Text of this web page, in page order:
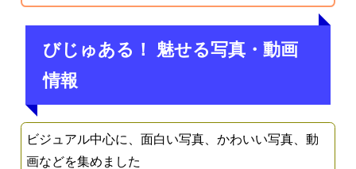
びじゅある！ 魅せる写真・動画
情報
ビジュアル中心に、面白い写真、かわいい写真、動
画などを集めました